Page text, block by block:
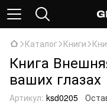
Каталог Книги
Книга
ваших глазах
Артикул: ksd0205